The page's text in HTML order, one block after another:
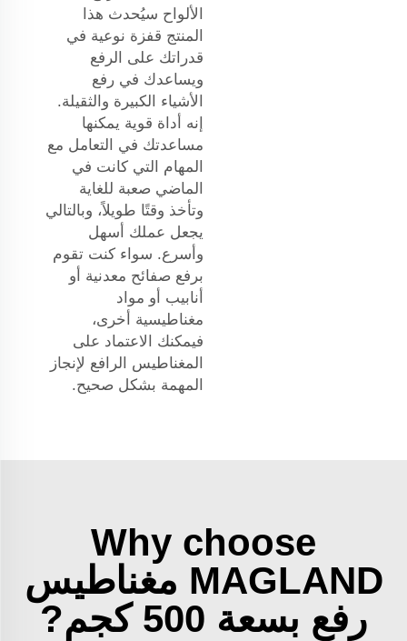
الألواح سيُحدث هذا
المنتج قفزة نوعية في
قدراتك على الرفع
ويساعدك في رفع
الأشياء الكبيرة والثقيلة.
إنه أداة قوية يمكنها
مساعدتك في التعامل مع
المهام التي كانت في
الماضي صعبة للغاية
وتأخذ وقتًا طويلاً، وبالتالي
يجعل عملك أسهل
وأسرع. سواء كنت تقوم
برفع صفائح معدنية أو
أنابيب أو مواد
مغناطيسية أخرى،
فيمكنك الاعتماد على
المغناطيس الرافع لإنجاز
المهمة بشكل صحيح.
Why choose
MAGLAND مغناطيس
رفع بسعة 500 كجم?